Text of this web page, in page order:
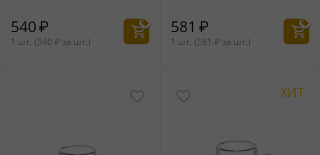
540₽
1 шт. (540 ₽ за шт.)
581 ₽
1 шт. (581 ₽ за шт.)
ХИТ